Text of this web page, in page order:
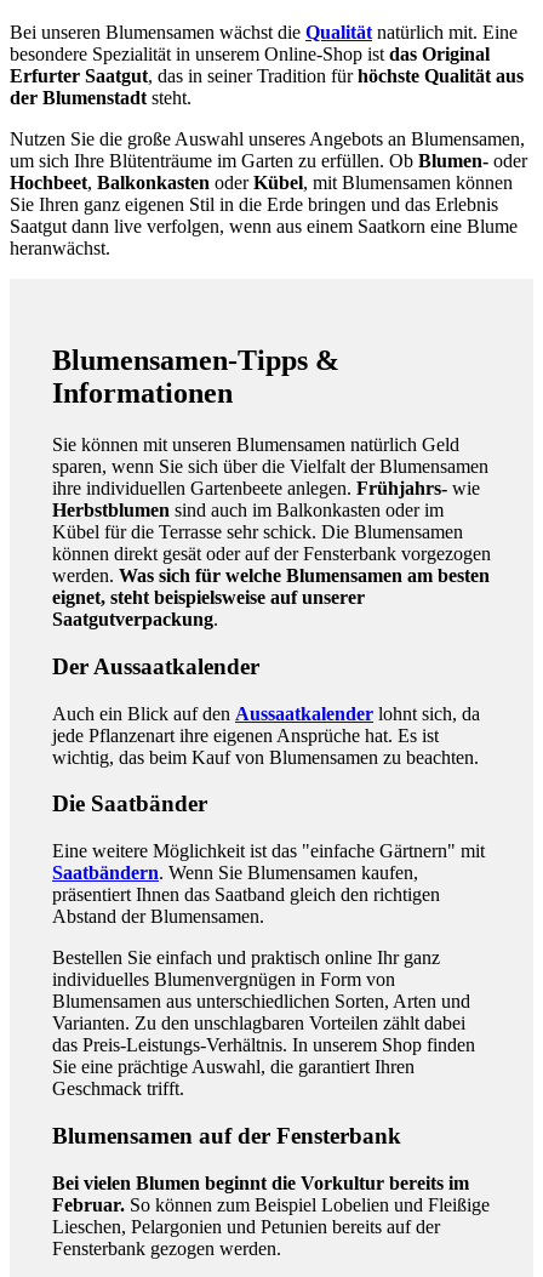
Bei unseren Blumensamen wächst die Qualität natürlich mit. Eine
besondere Spezialität in unserem Online-Shop ist das Original
Erfurter Saatgut, das in seiner Tradition fürhöchste Qualität aus
der Blumenstadt steht.
Nutzen Sie die große Auswahl unseres Angebots an Blumensamen,
um sich Ihre Blütenträume im Garten zu erfüllen. Ob Blumen- oder
Hochbeet, Balkonkasten oderKübel, mit Blumensamen können
Sie Ihren ganz eigenen Stil in die Erde bringen und das Erlebnis
Saatgut dann live verfolgen, wenn aus einem Saatkorn eine Blume
heranwächst.
Blumensamen-Tipps &
Informationen
Sie können mit unseren Blumensamen natürlich Geld
sparen, wenn Sie sich über die Vielfalt der Blumensamen
ihre individuellen Gartenbeete anlegen. Frühjahrs- wie
Herbstblumen sind auch im Balkonkasten oder im
Kübel für die Terrasse sehr schick. Die Blumensamen
können direkt gesät oder auf der Fensterbank vorgezogen
werden. Was sich für welche Blumensamen am besten
eignet, steht beispielsweise auf unserer
Saatgutverpackung.
Der Aussaatkalender
Auch ein Blick auf den Aussaatkalender lohnt sich, da
jede Pflanzenart ihre eigenen Ansprüche hat. Es ist
wichtig, das beim Kauf von Blumensamen zu beachten.
Die Saatbänder
Eine weitere Möglichkeit ist das "einfache Gärtnern" mit
Saatbändern. Wenn Sie Blumensamen kaufen,
präsentiert Ihnen das Saatband gleich den richtigen
Abstand der Blumensamen.
Bestellen Sie einfach und praktisch online Ihr ganz
individuelles Blumenvergnügen in Form von
Blumensamen aus unterschiedlichen Sorten, Arten und
Varianten. Zu den unschlagbaren Vorteilen zählt dabei
das Preis-Leistungs-Verhältnis. In unserem Shop finden
Sie eine prächtige Auswahl, die garantiert Ihren
Geschmack trifft.
Blumensamen auf der Fensterbank
Bei vielen Blumen beginnt die Vorkultur bereits im
Februar. So können zum Beispiel Lobelien und Fleißige
Lieschen, Pelargonien und Petunien bereits auf der
Fensterbank gezogen werden.